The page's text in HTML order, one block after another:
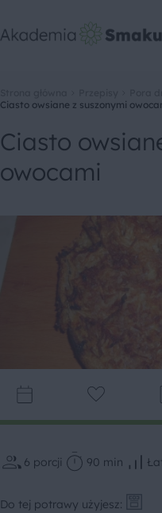
Ciasto owsiane z suszonymi
Ciasto
owocami
6 porcji 90 min
Do tej potrawy użyjesz: